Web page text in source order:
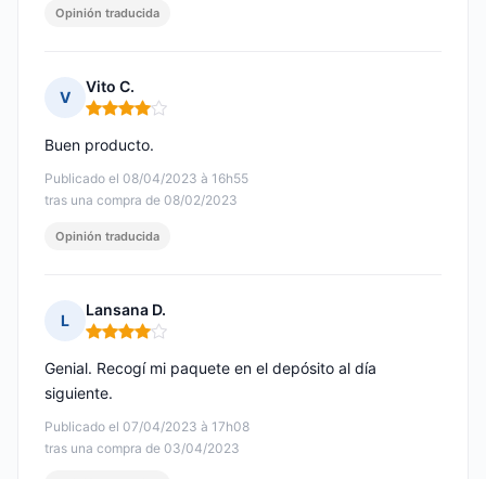
Opinión traducida
V
Vito C.
Nota: 4 de 5
Publicado el 08/04/2023 à 16h55
tras una compra de 08/02/2023
Buen producto.
Opinión traducida
L
Lansana D.
Nota: 4 de 5
Publicado el 07/04/2023 à 17h08
tras una compra de 03/04/2023
Genial. Recogí mi paquete en el depósito al día
siguiente.